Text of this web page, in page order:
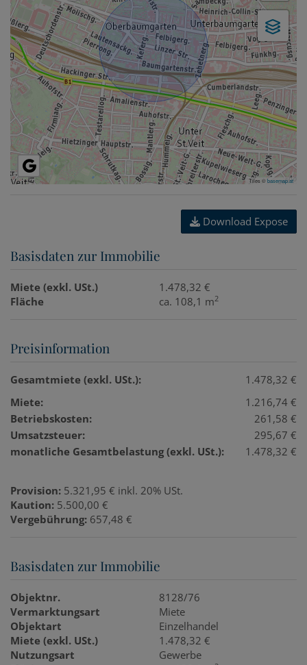
Tiles ©basemap.at
Download Expose
Basisdaten zur Immobilie
Miete (exkl. USt.)
1.478,32 €
Fläche
ca. 108,1 m2
Preisinformation
Gesamtmiete (exkl. USt.):
1.478,32 €
Miete:
1.216,74 €
Betriebskosten:
261,58 €
Umsatzsteuer:
295,67 €
monatliche Gesamtbelastung (exkl. USt.):
1.478,32 €
Provision: 5.321,95 € inkl. 20% USt.
Kaution: 5.500,00 €
Vergebührung: 657,48 €
Basisdaten zur Immobilie
Objektnr.
8128/76
Vermarktungsart
Miete
Objektart
Einzelhandel
Miete (exkl. USt.)
1.478,32 €
Nutzungsart
Gewerbe